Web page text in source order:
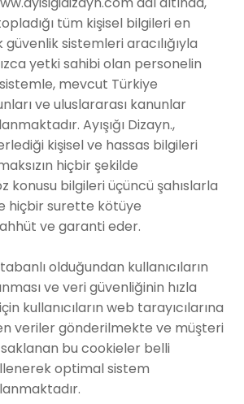
tüm kişisel bilgileri en
sistemleri aracılığıyla
yetki sahibi olan personelin
mevcut Türkiye
ve uluslararası kanunlar
Ayışığı Dizayn.,
kişisel ve hassas bilgileri
hiçbir şekilde
konusu bilgileri üçüncü şahıslarla
hiçbir surette kötüye
ve garanti eder.
olduğundan kullanıcıların
ve veri güvenliğinin hızla
kullanıcıların web tarayıcılarına
veriler gönderilmekte ve müşteri
bu cookieler belli
optimal sistem